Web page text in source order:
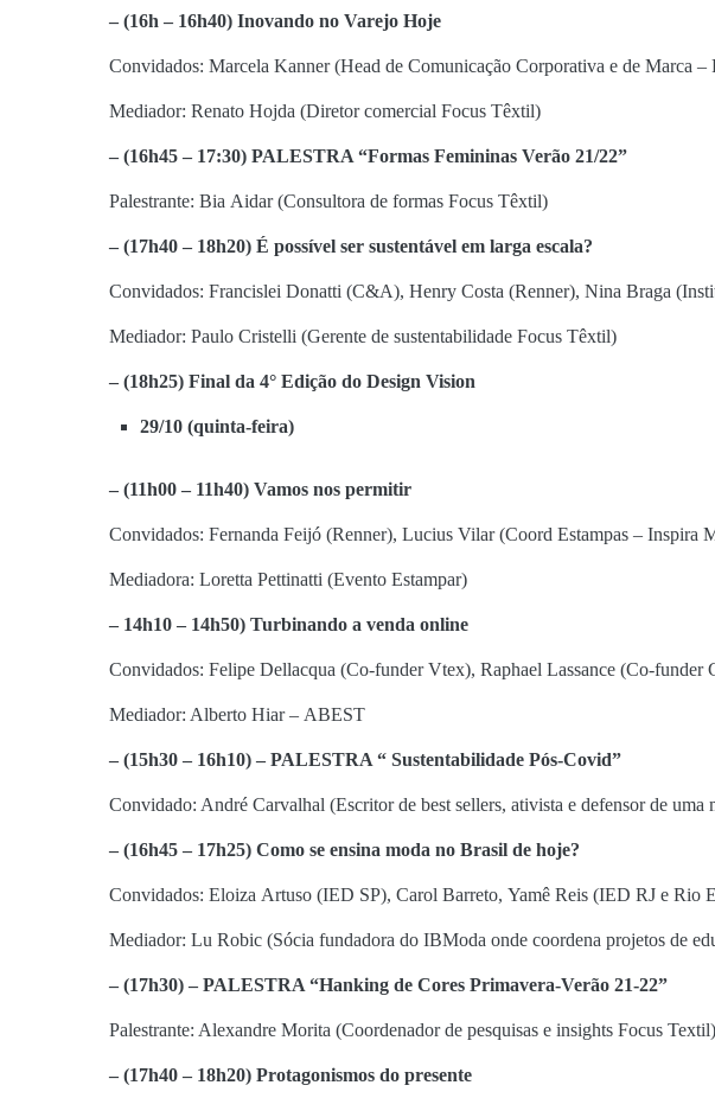
– (16h – 16h40) Inovando no Varejo Hoje
Convidados: Marcela Kanner (Head de Comunicação Corporativa e de Marca
Mediador: Renato Hojda (Diretor comercial Focus Têxtil)
– (16h45 – 17:30) PALESTRA “Formas Femininas Verão 21/22”
Palestrante: Bia Aidar (Consultora de formas Focus Têxtil)
– (17h40 – 18h20) É possível ser sustentável em larga escala?
Convidados: Francislei Donatti (C&A), Henry Costa (Renner), Nina Braga
Mediador: Paulo Cristelli (Gerente de sustentabilidade Focus Têxtil)
– (18h25) Final da 4° Edição do Design Vision
29/10 (quinta-feira)
– (11h00 – 11h40) Vamos nos permitir
Convidados: Fernanda Feijó (Renner), Lucius Vilar (Coord Estampas – Inspira
Mediadora: Loretta Pettinatti (Evento Estampar)
– 14h10 – 14h50) Turbinando a venda online
Convidados: Felipe Dellacqua (Co-funder Vtex), Raphael Lassance (Co-
Mediador: Alberto Hiar – ABEST
– (15h30 – 16h10) – PALESTRA “ Sustentabilidade Pós-Covid”
Convidado: André Carvalhal (Escritor de best sellers, ativista e defensor de uma
– (16h45 – 17h25) Como se ensina moda no Brasil de hoje?
Convidados: Eloiza Artuso (IED SP), Carol Barreto, Yamê Reis (IED RJ e Rio
Mediador: Lu Robic (Sócia fundadora do IBModa onde coordena projetos de
– (17h30) – PALESTRA “Hanking de Cores Primavera-Verão 21-22”
Palestrante: Alexandre Morita (Coordenador de pesquisas e insights Focus Textil)
– (17h40 – 18h20) Protagonismos do presente